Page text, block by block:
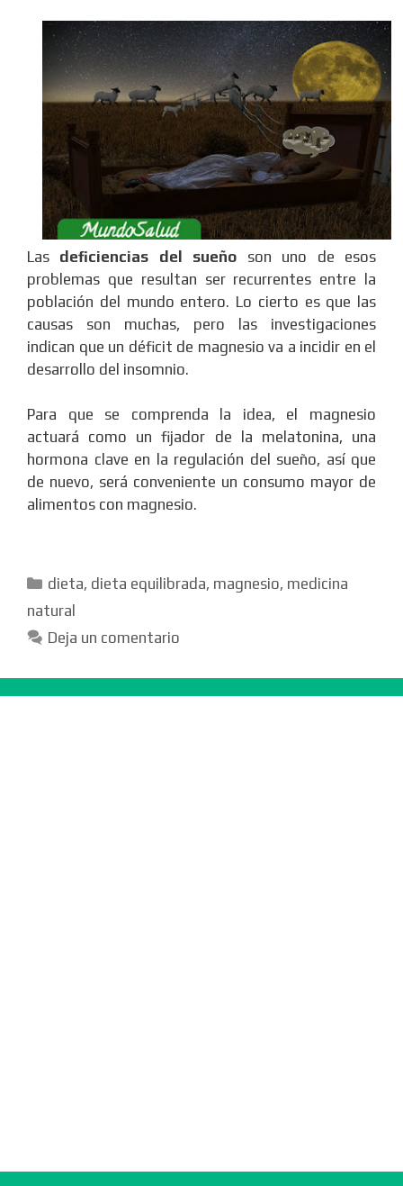
Las deficiencias del sueño son uno de esos
problemas que resultan ser recurrentes entre la
población del mundo entero. Lo cierto es que las
causas son muchas, pero las investigaciones
indican que un déficit de magnesio va a incidir en el
desarrollo del insomnio.
Para que se comprenda la idea, el magnesio
actuará como un fijador de la melatonina, una
hormona clave en la regulación del sueño, así que
de nuevo, será conveniente un consumo mayor de
alimentos con magnesio.
Categorías
dieta, dieta equilibrada, magnesio, medicina
natural
Deja un comentario